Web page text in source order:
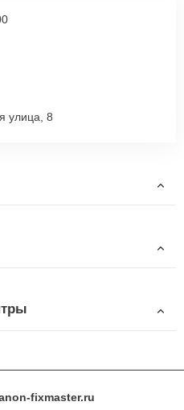
улица, 8
fixmaster.ru